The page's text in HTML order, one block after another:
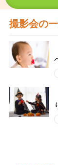
撮影会の